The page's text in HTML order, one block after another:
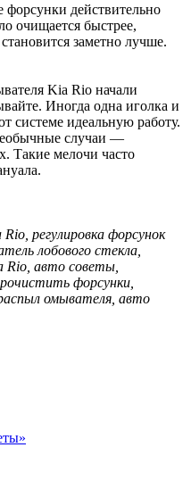
действительно
очищается быстрее,
заметно лучше.
Kia Rio начали
Иногда одна иголка и
системе идеальную работу.
случаи —
Такие мелочи часто
регулировка форсунок
лобового стекла,
Rio, авто советы,
форсунки,
омывателя, авто